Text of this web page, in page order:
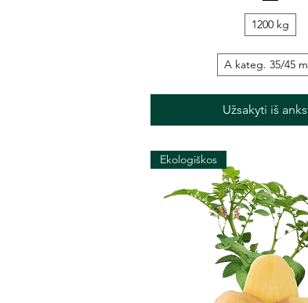
1200 kg
A kateg. 35/45
Užsakyti iš
Ekologiškos